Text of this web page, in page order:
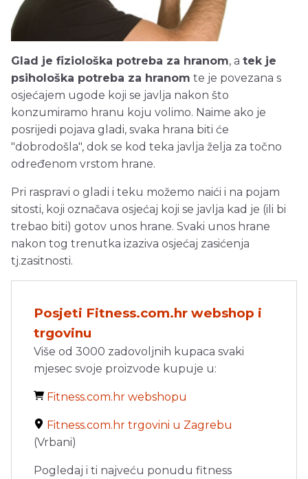
Glad je fiziološka potreba za hranom, a tek je
psihološka potreba za hranom te je povezana s
osjećajem ugode koji se javlja nakon što
konzumiramo hranu koju volimo. Naime ako je
posrijedi pojava gladi, svaka hrana biti će
"dobrodošla", dok se kod teka javlja želja za točno
određenom vrstom hrane.
Pri raspravi o gladi i teku možemo naići i na pojam
sitosti, koji označava osjećaj koji se javlja kad je (ili bi
trebao biti) gotov unos hrane. Svaki unos hrane
nakon tog trenutka izaziva osjećaj zasićenja
tj.zasitnosti.
Posjeti Fitness.com.hr webshop i
trgovinu
Više od 3000 zadovoljnih kupaca svaki
mjesec svoje proizvode kupuje u:
Fitness.com.hr webshopu
Fitness.com.hr trgovini u Zagrebu
(Vrbani)
Pogledaj i ti najveću ponudu fitness